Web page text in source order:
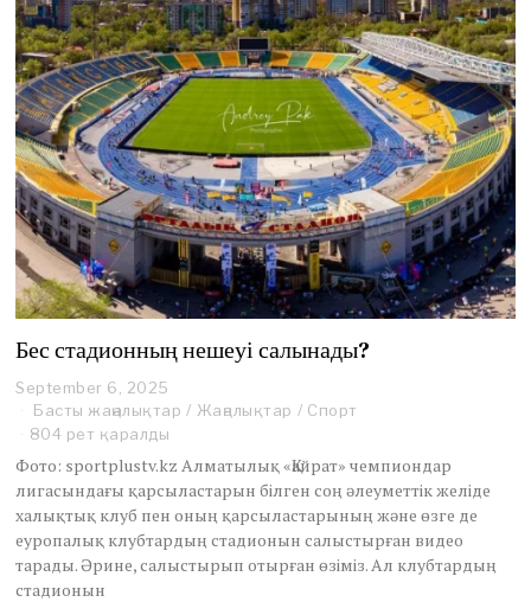
Бес стадионның нешеуі салынады?
September 6, 2025
Басты жаңалықтар / Жаңалықтар / Спорт
804 рет қаралды
Фото: sportplustv.kz Алматылық «Қайрат» чемпиондар
лигасындағы қарсыластарын білген соң әлеуметтік желіде
халықтық клуб пен оның қарсыластарының және өзге де
еуропалық клубтардың стадионын салыстырған видео
тарады. Әрине, салыстырып отырған өзіміз. Ал клубтардың
стадионын